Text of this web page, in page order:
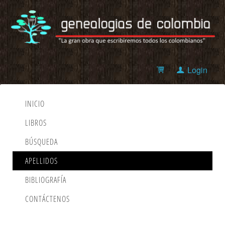
Login
INICIO
LIBROS
BÚSQUEDA
APELLIDOS
BIBLIOGRAFÍA
CONTÁCTENOS